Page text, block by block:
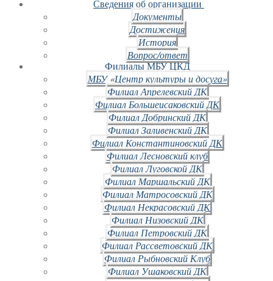
Сведения об организации
Документы
Достижения
История
Вопрос/ответ
Филиалы МБУ ЦКД
МБУ «Центр культуры и досуга»
Филиал Апрелевский ДК
Филиал Большеисаковский ДК
Филиал Добринский ДК
Филиал Заливенский ДК
Филиал Константиновский ДК
Филиал Лесновский клуб
Филиал Луговской ДК
Филиал Маршальский ДК
Филиал Матросовский ДК
Филиал Некрасовский ДК
Филиал Низовский ДК
Филиал Петровский ДК
Филиал Рассветовский ДК
Филиал Рыбновский Клуб
Филиал Ушаковский ДК